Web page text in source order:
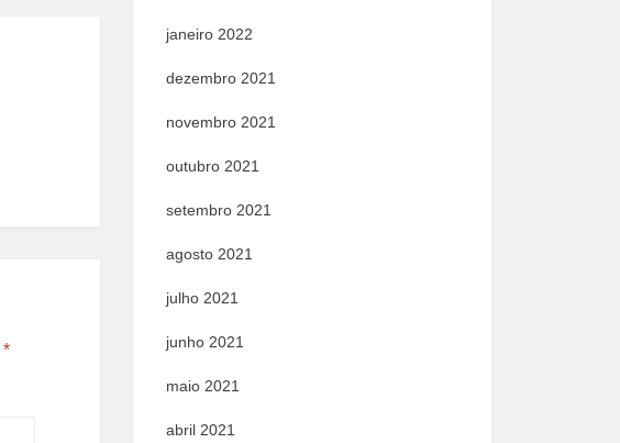
*
janeiro 2022
dezembro 2021
novembro 2021
outubro 2021
setembro 2021
agosto 2021
julho 2021
junho 2021
maio 2021
abril 2021